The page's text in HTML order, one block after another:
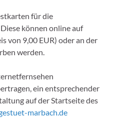
für die
können online auf
von 9,00 EUR) oder an der
werden.
ein entsprechender
auf der Startseite des
marbach.de